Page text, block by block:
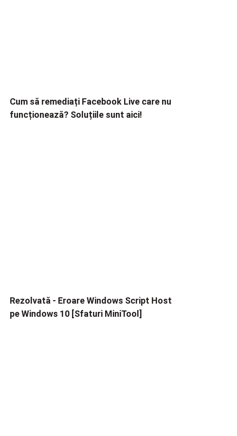
Cum să remediați Facebook Live care nu
funcționează? Soluțiile sunt aici!
Rezolvată - Eroare Windows Script Host
pe Windows 10 [Sfaturi MiniTool]